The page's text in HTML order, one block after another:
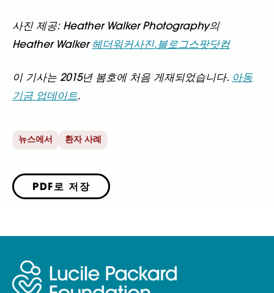
사진 제공: Heather Walker Photography의
Heather Walker 헤더워커사진.블로그스팟닷컴
이 기사는 2015년 봄호에 처음 게재되었습니다. 아동
기금 업데이트.
뉴스에서 환자 사례
PDF로 저장